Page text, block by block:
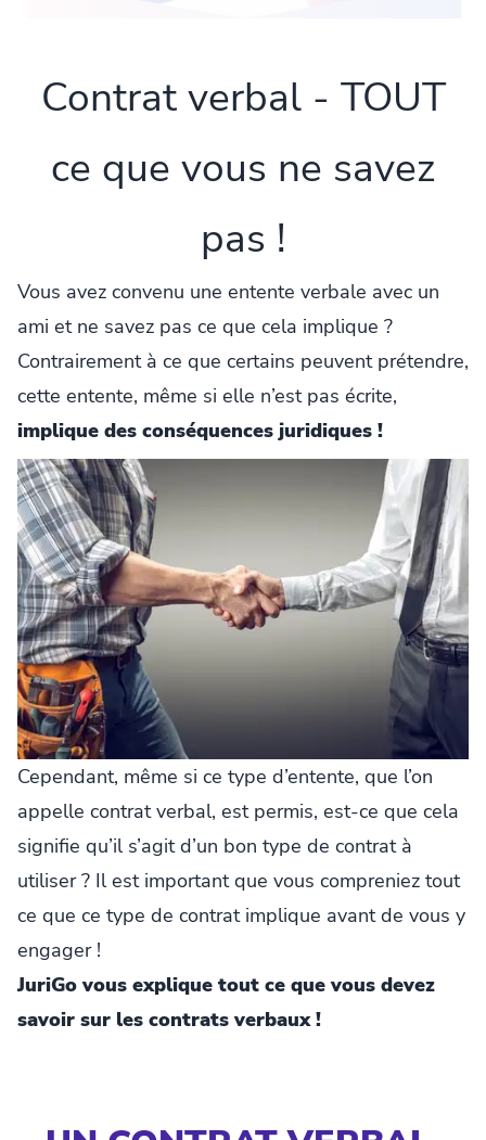
Contrat verbal - TOUT
ce que vous ne savez
pas !
Vous avez convenu une entente verbale avec un
ami et ne savez pas ce que cela implique ?
Contrairement à ce que certains peuvent prétendre,
cette entente, même si elle n’est pas écrite,
implique des conséquences juridiques !
Cependant, même si ce type d’entente, que l’on
appelle contrat verbal, est permis, est-ce que cela
signifie qu’il s’agit d’un bon type de contrat à
utiliser ? Il est important que vous compreniez tout
ce que ce type de contrat implique avant de vous y
engager !
JuriGo vous explique tout ce que vous devez
savoir sur les contrats verbaux !